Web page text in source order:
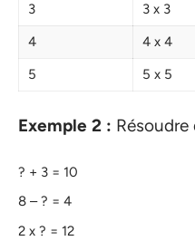
3
3 x 3
4
4 x 4
5
5 x 5
Exemple 2 : Résoudre
? + 3 = 10
8 – ? = 4
2 x ? = 12